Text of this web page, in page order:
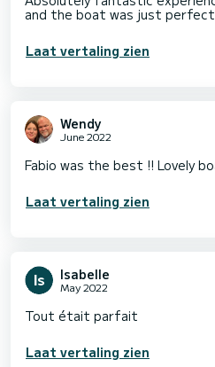
and the boat was just
Laat vertaling zien
Wendy
June 2022
Fabio was the best !! Lovely
Laat vertaling zien
Isabelle
May 2022
Tout était parfait
Laat vertaling zien